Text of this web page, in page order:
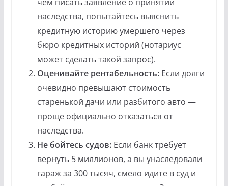
наследства, попытайтесь выяснить
кредитную историю умершего через
бюро кредитных историй (нотариус
может сделать такой запрос).
Оценивайте рентабельность:Если долги
очевидно превышают стоимость
старенькой дачи или разбитого авто —
проще официально отказаться от
наследства.
Не бойтесь судов:Если банк требует
вернуть 5 миллионов, а вы унаследовали
гараж за 300 тысяч, смело идите в суд и